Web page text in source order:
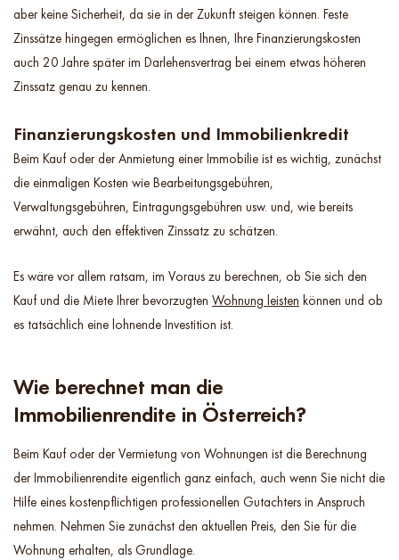
aber keine Sicherheit, da sie in der Zukunft steigen können. Feste
Zinssätze hingegen ermöglichen es Ihnen, Ihre Finanzierungskosten
auch 20 Jahre später im Darlehensvertrag bei einem etwas höheren
Zinssatz genau zu kennen.
Finanzierungskosten und Immobilienkredit
Beim Kauf oder der Anmietung einer Immobilie ist es wichtig, zunächst
die einmaligen Kosten wie Bearbeitungsgebühren,
Verwaltungsgebühren, Eintragungsgebühren usw. und, wie bereits
erwähnt, auch den effektiven Zinssatz zu schätzen.
Es wäre vor allem ratsam, im Voraus zu berechnen, ob Sie sich den
Kauf und die Miete Ihrer bevorzugten Wohnung leisten können und ob
es tatsächlich eine lohnende Investition ist.
Wie berechnet man die
Immobilienrendite in Österreich?
Beim Kauf oder der Vermietung von Wohnungen ist die Berechnung
der Immobilienrendite eigentlich ganz einfach, auch wenn Sie nicht die
Hilfe eines kostenpflichtigen professionellen Gutachters in Anspruch
nehmen. Nehmen Sie zunächst den aktuellen Preis, den Sie für die
Wohnung erhalten, als Grundlage.